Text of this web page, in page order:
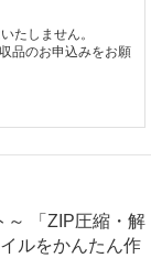
たしません。
品のお申込みをお願
～ 「ZIP圧縮・解
ルをかんたん作